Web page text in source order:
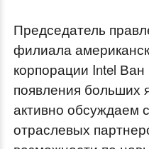
Председатель
филиала
корпорации Intel
появления больших
активно обсуждаем
отраслевых